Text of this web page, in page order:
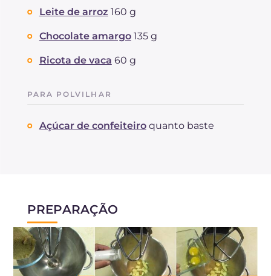
Leite de arroz 160 g
Chocolate amargo 135 g
Ricota de vaca 60 g
PARA POLVILHAR
Açúcar de confeiteiro quanto baste
PREPARAÇÃO